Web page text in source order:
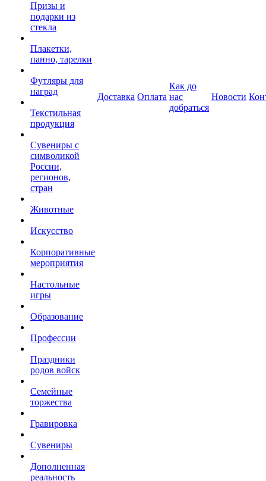
Призы и
подарки из
стекла
Плакетки,
панно, тарелки
Футляры для
наград
Текстильная
продукция
Сувениры с
символикой
России,
регионов,
стран
Животные
Искусство
Корпоративные
мероприятия
Настольные
игры
Образование
Профессии
Праздники
родов войск
Семейные
торжества
Гравировка
Сувениры
Дополненная
реальность
Доставка Оплата
Как до
нас
добраться
Новости